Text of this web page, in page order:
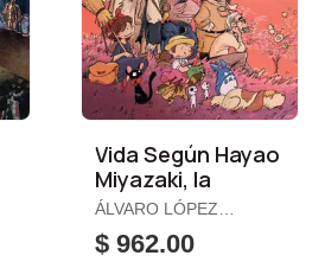
Vida Según Hayao
Miyazaki, la
ÁLVARO LÓPEZ
MARTÍN, ÁLVARO
LÓPEZ MARTÍN
$ 962.00